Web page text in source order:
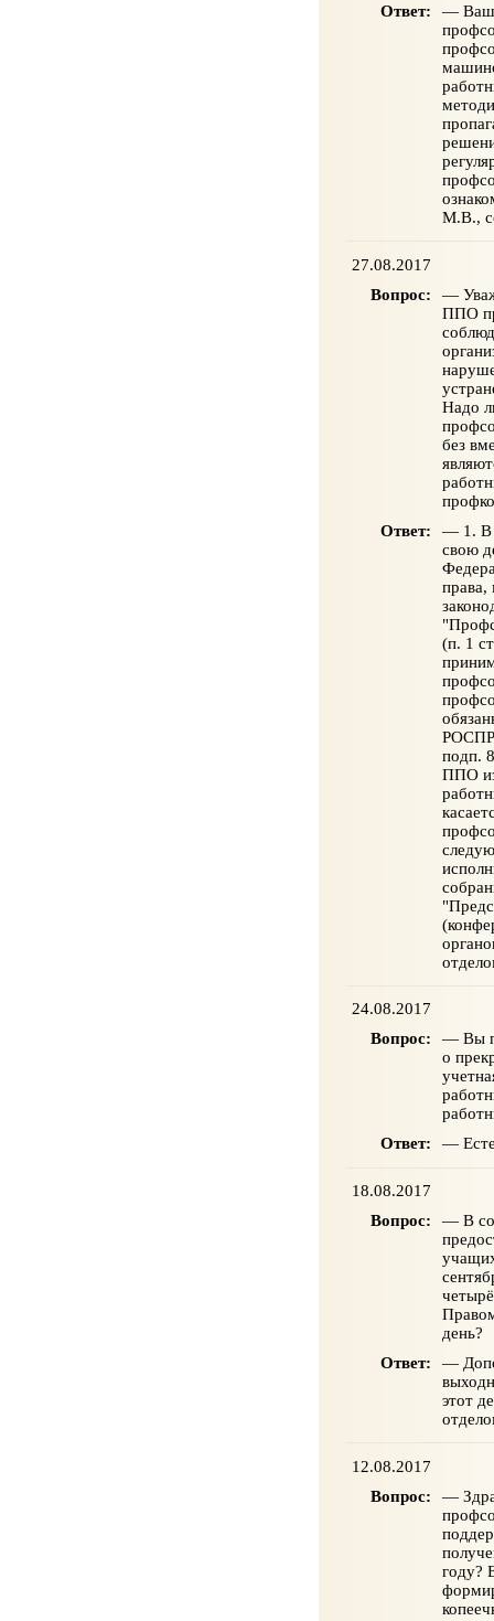
Ответ:
— Ваше
М.В.,
27.08.2017
Вопрос:
—
ППО
Надо
без
Ответ:
— 1. В
свою
права,
(п. 1
подп.
ППО
24.08.2017
Вопрос:
— Вы
о
Ответ:
—
18.08.2017
Вопрос:
— В
день?
Ответ:
—
этот
12.08.2017
Вопрос:
—
году?